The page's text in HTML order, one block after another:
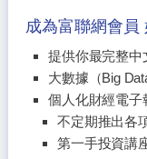
成為富聯網會員
提供你最完整中
大數據（Big
個人化財經電子
不定期推出各
第一手投資講